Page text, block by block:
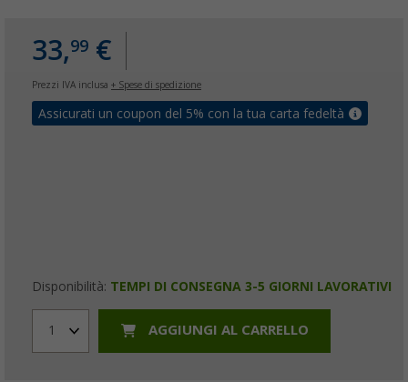
33,99 €
Prezzi IVA inclusa + Spese di spedizione
Assicurati un coupon del 5% con la tua carta fedeltà
Disponibilità: TEMPI DI CONSEGNA 3-5 GIORNI LAVORATIVI
1 AGGIUNGI AL CARRELLO